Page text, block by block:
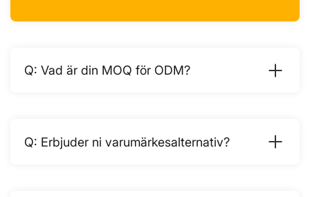
Vad är din MOQ för ODM?
Erbjuder ni varumärkesalternativ?